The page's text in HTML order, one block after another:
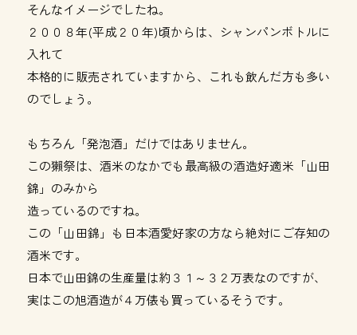
そんなイメージでしたね。
２００８年(平成２０年)頃からは、シャンパンボトルに
入れて
本格的に販売されていますから、これも飲んだ方も多い
のでしょう。
もちろん「発泡酒」だけではありません。
この獺祭は、酒米のなかでも最高級の酒造好適米「山田
錦」のみから
造っているのですね。
この「山田錦」も日本酒愛好家の方なら絶対にご存知の
酒米です。
日本で山田錦の生産量は約３１～３２万表なのですが、
実はこの旭酒造が４万俵も買っているそうです。